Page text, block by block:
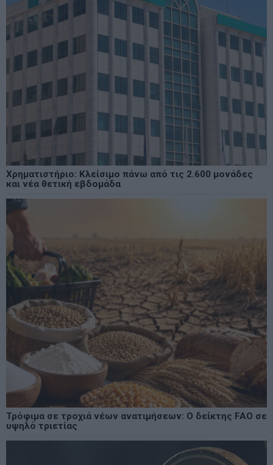
Χρηματιστήριο: Κλείσιμο πάνω από τις 2.600 μονάδες
και νέα θετική εβδομάδα
Τρόφιμα σε τροχιά νέων ανατιμήσεων: Ο δείκτης FAO σε
υψηλό τριετίας